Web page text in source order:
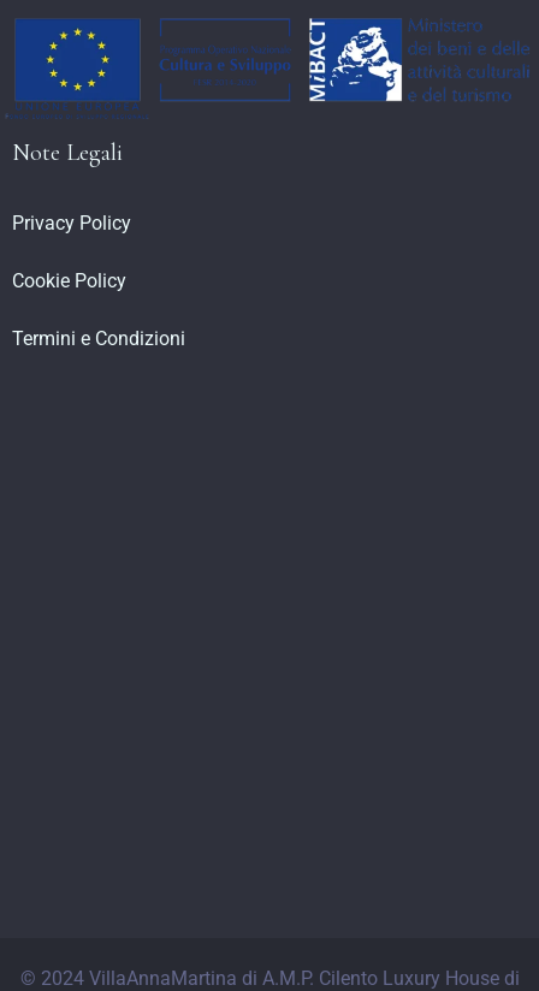
Note Legali
Privacy Policy
Cookie Policy
Termini e Condizioni
© 2024 VillaAnnaMartina di A.M.P. Cilento Luxury House di